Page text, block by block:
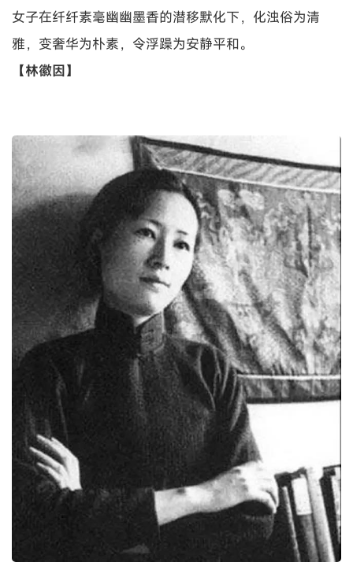
女子在纤纤素毫幽幽墨香的潜移默化下，化浊俗为清
雅，变奢华为朴素，令浮躁为安静平和。
【林徽因】